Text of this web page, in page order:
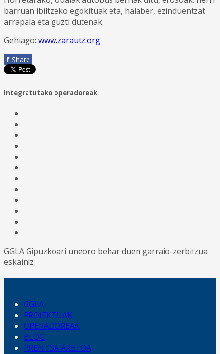
barruan ibiltzeko egokituak eta, halaber, ezinduentzat
arrapala eta guzti dutenak.
Gehiago: www.zarautz.org
f Share
Integratutako operadoreak
GGLAGipuzkoari uneoro behar duen garraio-zerbitzua
eskainiz
GGLA
PROIEKTUAK
OPERADOREAK
BLOG
PRENTSA ARETOA